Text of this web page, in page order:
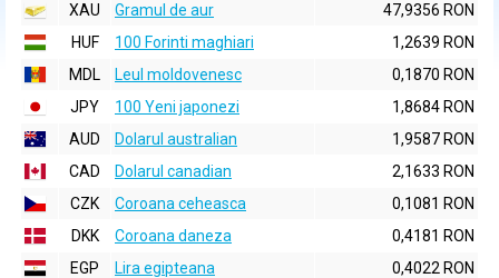
XAU
Gramul de aur
47,9356 RON
HUF
100 Forinti maghiari
1,2639 RON
MDL
Leul moldovenesc
0,1870 RON
JPY
100 Yeni japonezi
1,8684 RON
AUD
Dolarul australian
1,9587 RON
CAD
Dolarul canadian
2,1633 RON
CZK
Coroana ceheasca
0,1081 RON
DKK
Coroana daneza
0,4181 RON
EGP
Lira egipteana
0,4022 RON